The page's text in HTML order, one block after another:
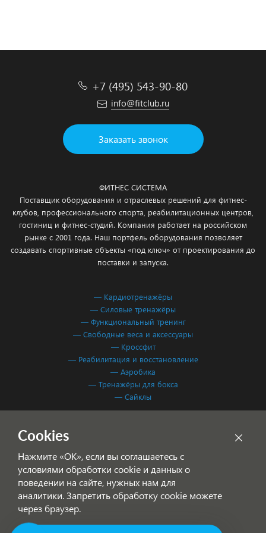
+7 (495) 543-90-80
info@fitclub.ru
Заказать звонок
ФИТНЕС СИСТЕМА
Поставщик оборудования и отраслевых решений для фитнес-
клубов, профессионального спорта, реабилитационных центров,
гостиниц и фитнес-студий. Компания работает на российском
рынке с 2001 года. Наш портфель оборудования позволяет
создавать спортивные объекты «под ключ» от проектирования до
поставки и запуска.
— Кардиотренажёры
— Силовые тренажёры
— Функциональный тренинг
— Свободные веса и аксессуары
— Кроссфит
— Реабилитация и восстановление
— Аэробика
— Тренажёры для бокса
— Сайклы
Согласие на обработку персональных данных
Cookies
Нажмите «ОК», если вы соглашаетесь с
условиями обработки cookie и данных о
поведении на сайте, нужных нам для
аналитики. Запретить обработку cookie можете
через браузер.